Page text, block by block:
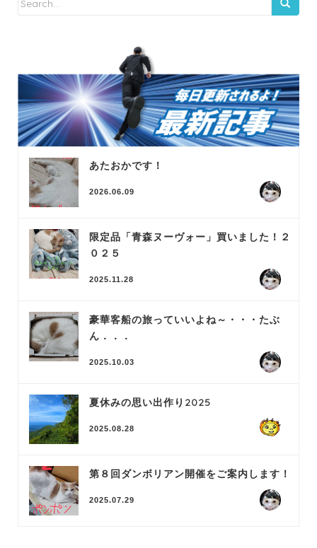
あたおかです！
2026.06.09
限定品「青森ヌーヴォー」買いました！２
０２５
2025.11.28
豪華客船の旅っていいよね～・・・たぶ
ん．．．
2025.10.03
夏休みの思い出作り2025
2025.08.28
第８回ダンボリアン開催をご案内します！
2025.07.29